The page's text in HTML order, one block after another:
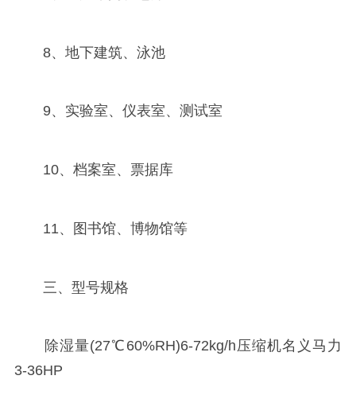
8、地下建筑、泳池
9、实验室、仪表室、测试室
10、档案室、票据库
11、图书馆、博物馆等
三、型号规格
除湿量(27℃60%RH)6-72kg/h压缩机名义马力
3-36HP